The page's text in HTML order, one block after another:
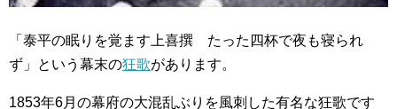
「泰平の眠りを覚ます上喜撰 たった四杯で夜も寝られ
ず」という幕末の狂歌があります。
1853年6月の幕府の大混乱ぶりを風刺した有名な狂歌です